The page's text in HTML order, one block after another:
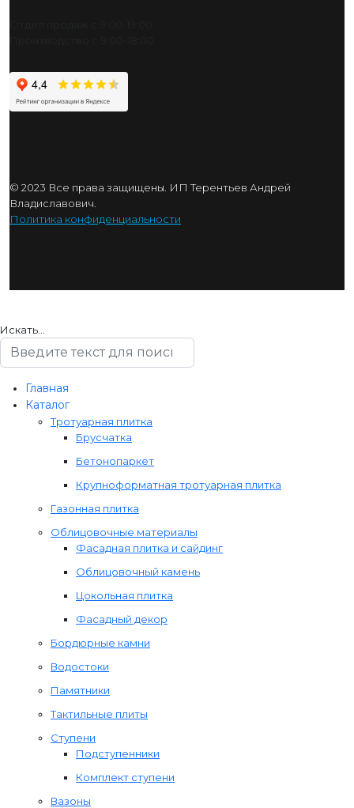
© 2023 Все права защищены. ИП Терентьев Андрей
Владиславович.
Политика конфиденциальности
Искать...
Главная
Каталог
Тротуарная плитка
Брусчатка
Бетонопаркет
Крупноформатная тротуарная плитка
Газонная плитка
Облицовочные материалы
Фасадная плитка и сайдинг
Облицовочный камень
Цокольная плитка
Фасадный декор
Бордюрные камни
Водостоки
Памятники
Тактильные плиты
Ступени
Подступенники
Комплект ступени
Вазоны